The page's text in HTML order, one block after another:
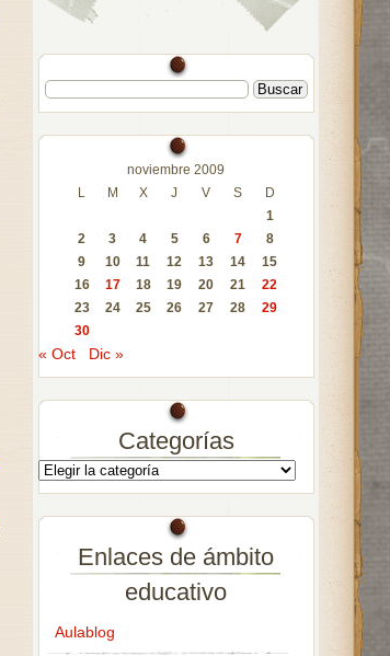
noviembre 2009
L
M X J V S
D
1
2
3 4 5 6 7
8
9
10 11 12 13 14
15
16
17 18 19 20 21
22
23
24 25 26 27 28
29
30
« Oct Dic »
Categorías
Enlaces de ámbito
educativo
Aulablog